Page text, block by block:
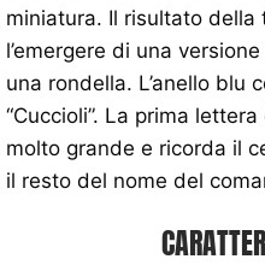
miniatura. Il risultato della
l’emergere di una
una rondella. L’anello blu
“Cuccioli”. La prima
molto grande e ricorda il
il resto del nome del